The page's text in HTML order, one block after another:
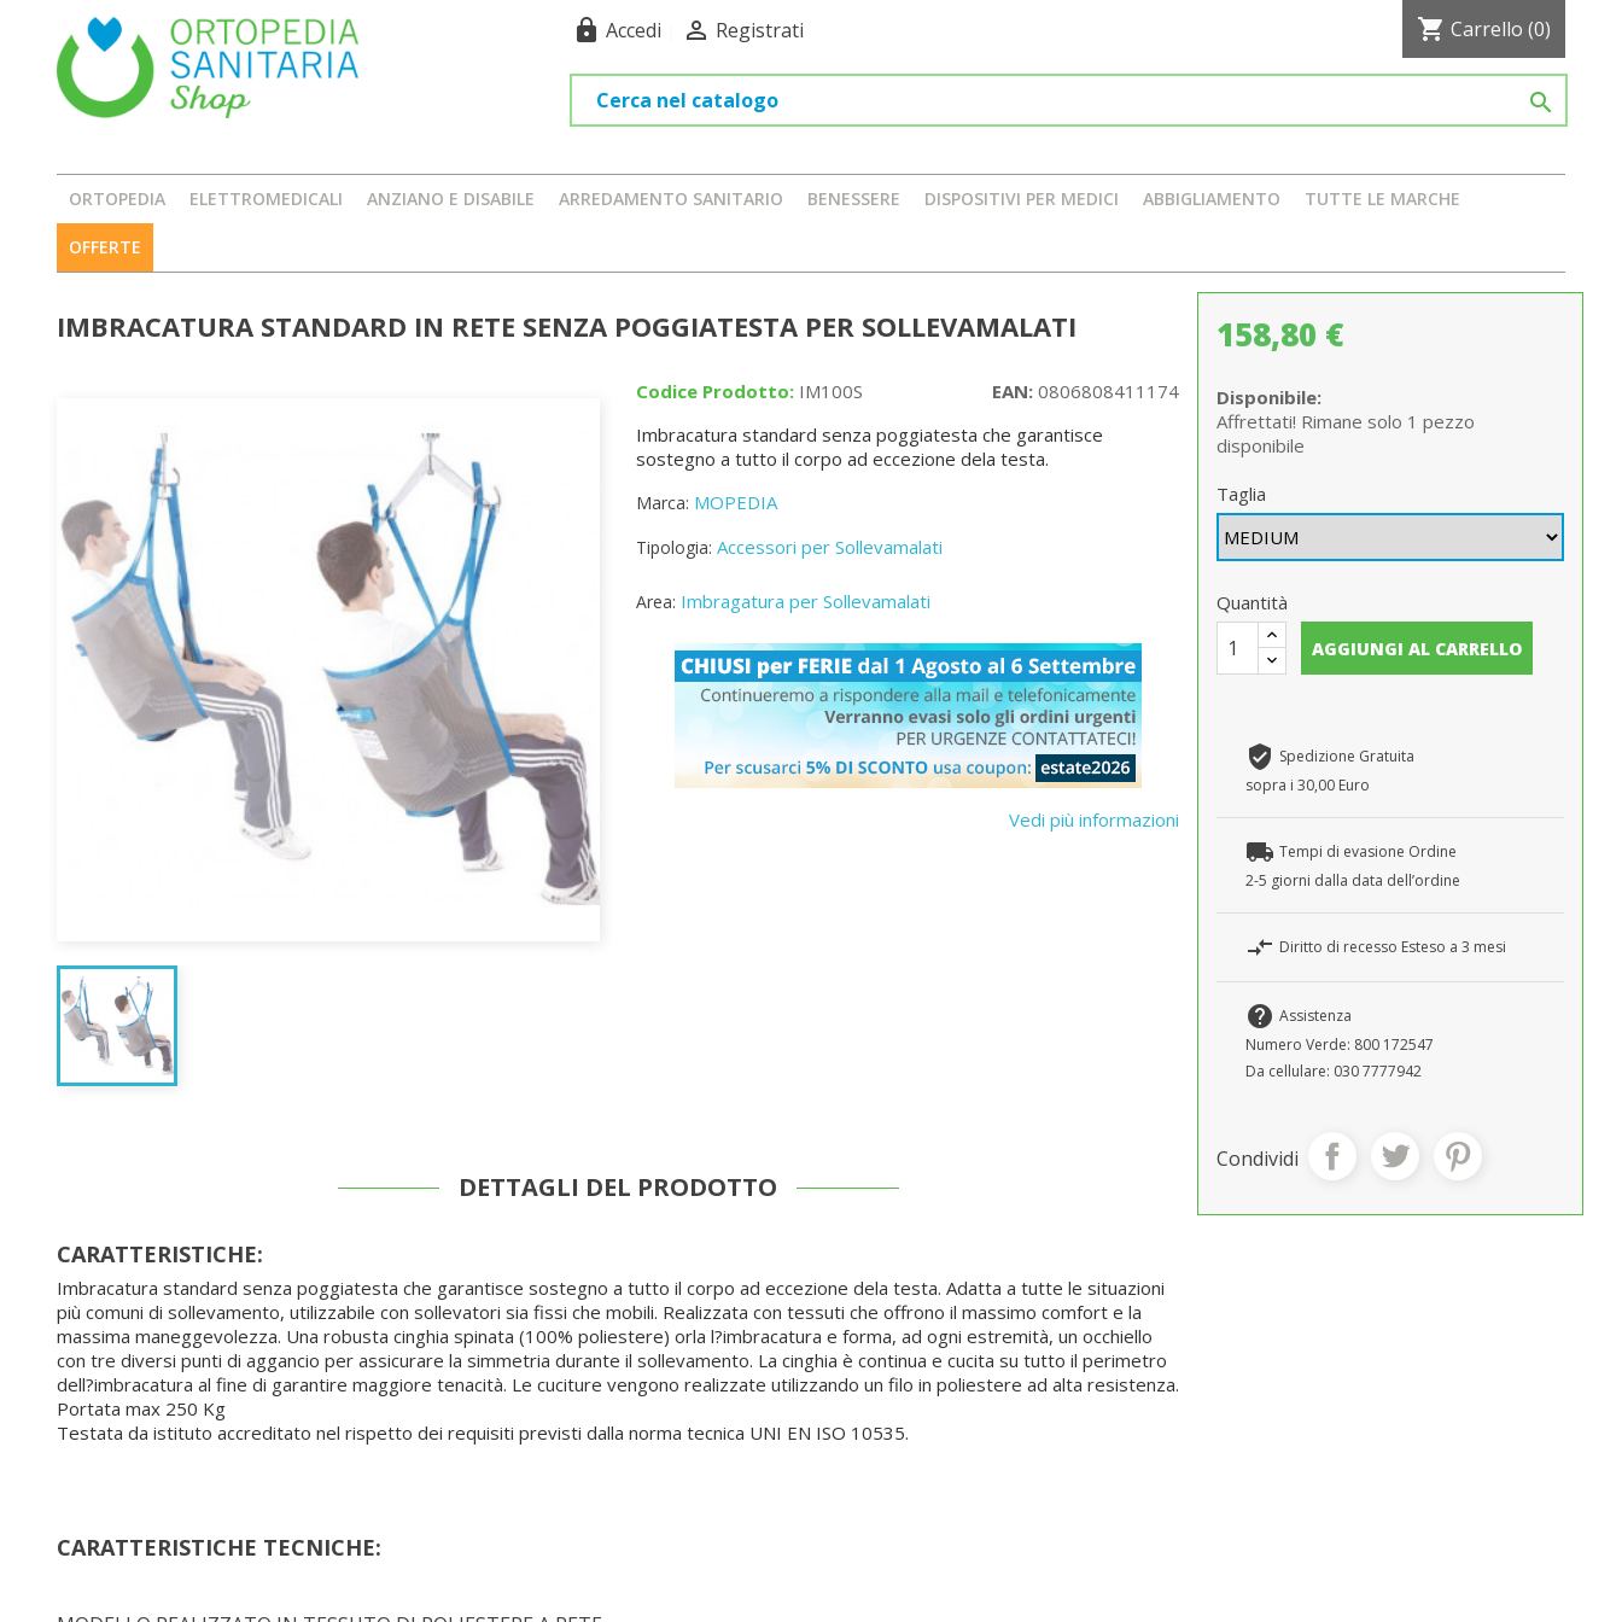
lock Accedi  Registrati shopping_cart Carrello (0)

ORTOPEDIA ELETTROMEDICALI ANZIANO E DISABILE ARREDAMENTO SANITARIO BENESSERE DISPOSITIVI PER MEDICI ABBIGLIAMENTO TUTTE LE MARCHE
OFFERTE
IMBRACATURA STANDARD IN RETE SENZA POGGIATESTA PER SOLLEVAMALATI
EAN: 0806808411174
Codice Prodotto: IM100S
Imbracatura standard senza poggiatesta che garantisce
sostegno a tutto il corpo ad eccezione dela testa.
Marca: MOPEDIA
Tipologia: Accessori per Sollevamalati
Area: Imbragatura per Sollevamalati
Vedi più informazioni
DETTAGLI DEL PRODOTTO
CARATTERISTICHE:
Imbracatura standard senza poggiatesta che garantisce sostegno a tutto il corpo ad eccezione dela testa. Adatta a tutte le situazioni
più comuni di sollevamento, utilizzabile con sollevatori sia fissi che mobili. Realizzata con tessuti che offrono il massimo comfort e la
massima maneggevolezza. Una robusta cinghia spinata (100% poliestere) orla l?imbracatura e forma, ad ogni estremità, un occhiello
con tre diversi punti di aggancio per assicurare la simmetria durante il sollevamento. La cinghia è continua e cucita su tutto il perimetro
dell?imbracatura al fine di garantire maggiore tenacità. Le cuciture vengono realizzate utilizzando un filo in poliestere ad alta resistenza.
Portata max 250 Kg
Testata da istituto accreditato nel rispetto dei requisiti previsti dalla norma tecnica UNI EN ISO 10535.
CARATTERISTICHE TECNICHE:
158,80 €
Disponibile:
Affrettati! Rimane solo 1 pezzo
disponibile
Taglia
Quantità
AGGIUNGI AL CARRELLO
verified_user Spedizione Gratuita
sopra i 30,00 Euro
local_shipping Tempi di evasione Ordine
2-5 giorni dalla data dell’ordine
compare_arrows Diritto di recesso Esteso a 3 mesi
help Assistenza
Numero Verde: 800 172547
Da cellulare: 030 7777942
Condividi